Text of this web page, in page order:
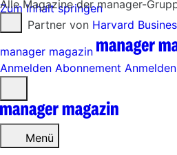
Zum Inhalt springen
Partner von Harvard
manager magazin
Anmelden Abonnement Anmelden
öffnen
Menü
Alle Magazine der manager-